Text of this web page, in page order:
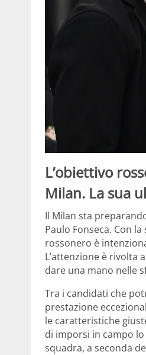
L’obiettivo
Milan. La sua
Il Milan sta
Paulo Fonseca. Con
rossonero è
L’attenzione è rivolta
dare una mano nelle
Tra i candidati che
prestazione
le caratteristiche
di imporsi in campo
squadra, a seconda